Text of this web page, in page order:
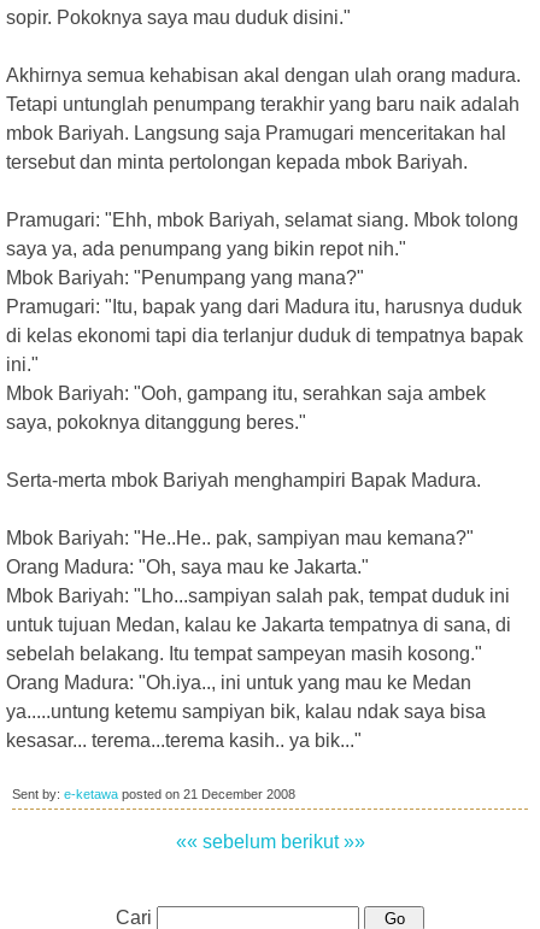
sopir. Pokoknya saya mau duduk disini."
Akhirnya semua kehabisan akal dengan ulah orang madura.
Tetapi untunglah penumpang terakhir yang baru naik adalah
mbok Bariyah. Langsung saja Pramugari menceritakan hal
tersebut dan minta pertolongan kepada mbok Bariyah.
Pramugari: "Ehh, mbok Bariyah, selamat siang. Mbok tolong
saya ya, ada penumpang yang bikin repot nih."
Mbok Bariyah: "Penumpang yang mana?"
Pramugari: "Itu, bapak yang dari Madura itu, harusnya duduk
di kelas ekonomi tapi dia terlanjur duduk di tempatnya bapak
ini."
Mbok Bariyah: "Ooh, gampang itu, serahkan saja ambek
saya, pokoknya ditanggung beres."
Serta-merta mbok Bariyah menghampiri Bapak Madura.
Mbok Bariyah: "He..He.. pak, sampiyan mau kemana?"
Orang Madura: "Oh, saya mau ke Jakarta."
Mbok Bariyah: "Lho...sampiyan salah pak, tempat duduk ini
untuk tujuan Medan, kalau ke Jakarta tempatnya di sana, di
sebelah belakang. Itu tempat sampeyan masih kosong."
Orang Madura: "Oh.iya.., ini untuk yang mau ke Medan
ya.....untung ketemu sampiyan bik, kalau ndak saya bisa
kesasar... terema...terema kasih.. ya bik..."
Sent by: e-ketawa posted on 21 December 2008
«« sebelum berikut »»
Cari